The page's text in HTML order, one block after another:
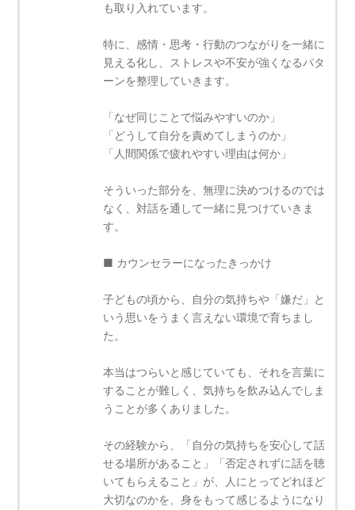
も取り入れています。
特に、感情・思考・行動のつながりを一緒に
見える化し、ストレスや不安が強くなるパタ
ーンを整理していきます。
「なぜ同じことで悩みやすいのか」
「どうして自分を責めてしまうのか」
「人間関係で疲れやすい理由は何か」
そういった部分を、無理に決めつけるのでは
なく、対話を通して一緒に見つけていきま
す。
■ カウンセラーになったきっかけ
子どもの頃から、自分の気持ちや「嫌だ」と
いう思いをうまく言えない環境で育ちまし
た。
本当はつらいと感じていても、それを言葉に
することが難しく、気持ちを飲み込んでしま
うことが多くありました。
その経験から、「自分の気持ちを安心して話
せる場所があること」「否定されずに話を聴
いてもらえること」が、人にとってどれほど
大切なのかを、身をもって感じるようになり